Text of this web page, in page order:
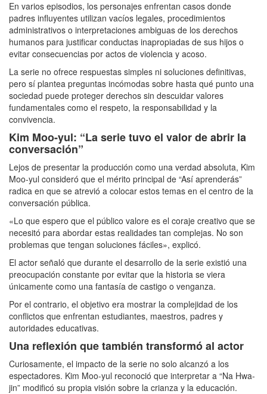
En varios episodios, los personajes enfrentan casos donde
padres influyentes utilizan vacíos legales, procedimientos
administrativos o interpretaciones ambiguas de los derechos
humanos para justificar conductas inapropiadas de sus hijos o
evitar consecuencias por actos de violencia y acoso.
La serie no ofrece respuestas simples ni soluciones definitivas,
pero sí plantea preguntas incómodas sobre hasta qué punto una
sociedad puede proteger derechos sin descuidar valores
fundamentales como el respeto, la responsabilidad y la
convivencia.
Kim Moo-yul: “La serie tuvo el valor de abrir la
conversación”
Lejos de presentar la producción como una verdad absoluta, Kim
Moo-yul consideró que el mérito principal de “Así aprenderás”
radica en que se atrevió a colocar estos temas en el centro de la
conversación pública.
«Lo que espero que el público valore es el coraje creativo que se
necesitó para abordar estas realidades tan complejas. No son
problemas que tengan soluciones fáciles», explicó.
El actor señaló que durante el desarrollo de la serie existió una
preocupación constante por evitar que la historia se viera
únicamente como una fantasía de castigo o venganza.
Por el contrario, el objetivo era mostrar la complejidad de los
conflictos que enfrentan estudiantes, maestros, padres y
autoridades educativas.
Una reflexión que también transformó al actor
Curiosamente, el impacto de la serie no solo alcanzó a los
espectadores. Kim Moo-yul reconoció que interpretar a “Na Hwa-
jin” modificó su propia visión sobre la crianza y la educación.